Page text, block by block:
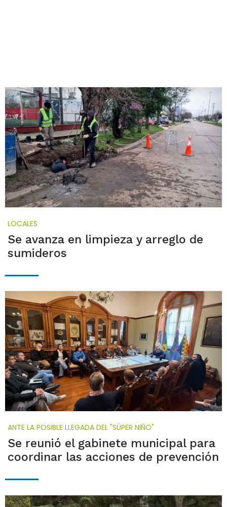
LOCALES
Se avanza en limpieza y arreglo de
sumideros
ANTE LA POSIBLE LLEGADA DEL "SÚPER NIÑO"
Se reunió el gabinete municipal para
coordinar las acciones de prevención